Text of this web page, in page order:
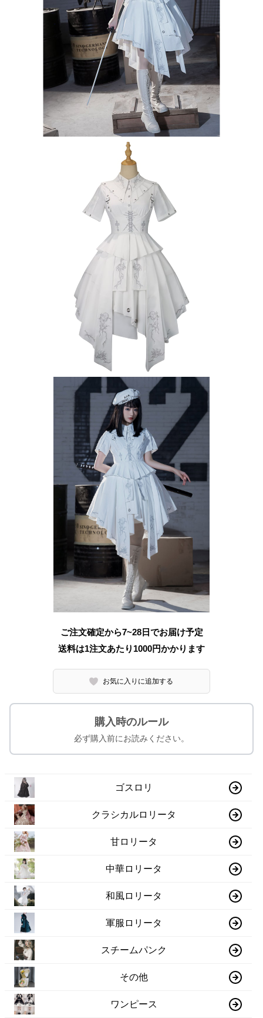
ご注文確定から7~28日でお届け予定
送料は1注文あたり 1000円かかります
お気に入りに追加する
購入時のルール
必ず購入前にお読みください。
ゴスロリ
クラシカルロリータ
甘ロリータ
中華ロリータ
和風ロリータ
軍服ロリータ
スチームパンク
その他
ワンピース